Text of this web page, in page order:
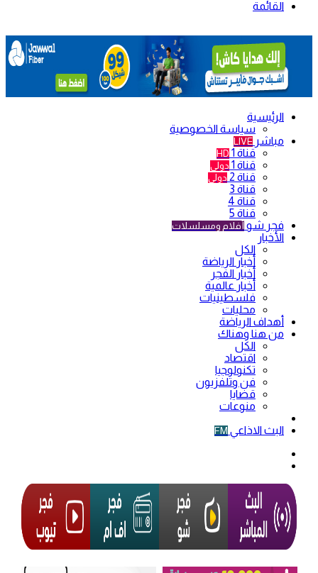
القائمة
الرئيسية
سياسة الخصوصية
مباشر LIVE
قناة 1 HD
قناة 1 دولي
قناة 2 دولي
قناة 3
قناة 4
قناة 5
فجر شو أفلام ومسلسلات
الأخبار
الكل
أخبار الرياضة
أخبار الفجر
أخبار عالمية
فلسطينيات
محليات
أهداف الرياضة
من هنا وهناك
الكل
اقتصاد
تكنولوجيا
فن وتلفزيون
قضايا
منوعات
البث الاذاعي FM